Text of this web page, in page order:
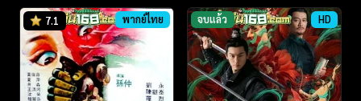
7.1 พากย์ไทย จบแล้ว HD